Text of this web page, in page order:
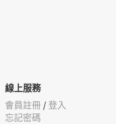
線上服務
會員註冊 / 登入
忘記密碼